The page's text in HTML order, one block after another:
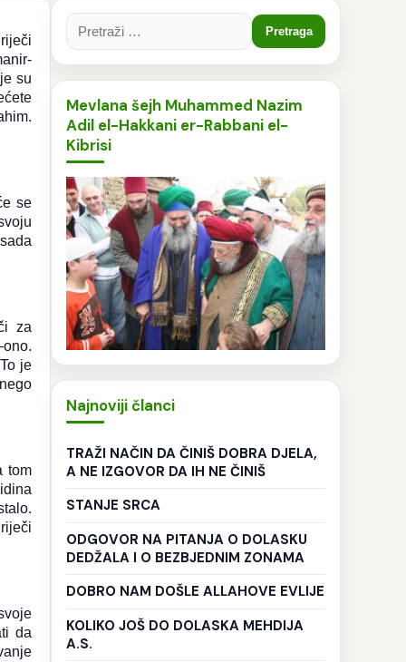
su
se
za
je
tom
da
Pretraga:
Mevlana šejh Muhammed Nazim
Adil el-Hakkani er-Rabbani el-
Kibrisi
Najnoviji članci
TRAŽI NAČIN DA ČINIŠ DOBRA DJELA,
A NE IZGOVOR DA IH NE ČINIŠ
STANJE SRCA
ODGOVOR NA PITANJA O DOLASKU
DEDŽALA I O BEZBJEDNIM ZONAMA
DOBRO NAM DOŠLE ALLAHOVE EVLIJE
KOLIKO JOŠ DO DOLASKA MEHDIJA
A.S.